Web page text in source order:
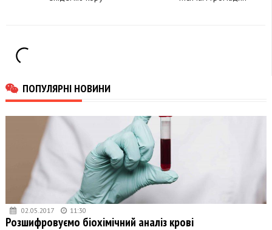
ПОПУЛЯРНІ НОВИНИ
02.05.2017 11:30
Розшифровуємо біохімічний аналіз крові